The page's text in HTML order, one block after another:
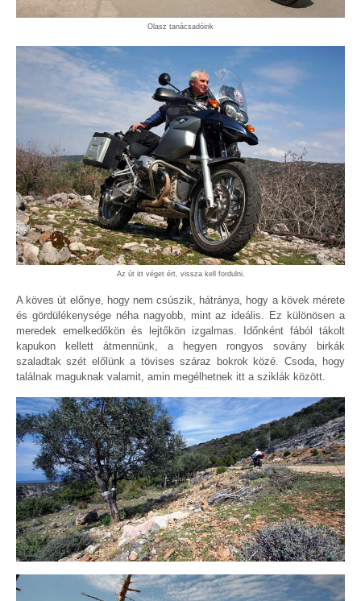
Olasz tanácsadóink
Az út itt véget ért, vissza kell fordulni.
A köves út előnye, hogy nem csúszik, hátránya, hogy a kövek mérete
és gördülékenysége néha nagyobb, mint az ideális. Ez különösen a
meredek emelkedőkön és lejtőkön izgalmas. Időnként fából tákolt
kapukon kellett átmennünk, a hegyen rongyos sovány birkák
szaladtak szét előlünk a tövises száraz bokrok közé. Csoda, hogy
találnak maguknak valamit, amin megélhetnek itt a sziklák között.